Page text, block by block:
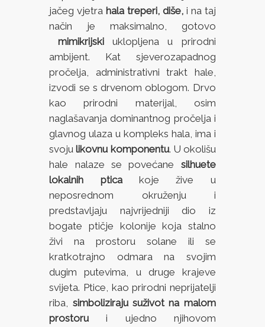
jačeg vjetra hala treperi, diše, i na taj
način je maksimalno, gotovo
mimikrijskiuklopljena u prirodni
ambijent. Kat sjeverozapadnog
pročelja, administrativni trakt hale,
izvodi se s drvenom oblogom. Drvo
kao prirodni materijal, osim
naglašavanja dominantnog pročelja i
glavnog ulaza u kompleks hala, ima i
svojulikovnu komponentu. U okolišu
hale nalaze se povećane silhuete
lokalnih pticakoje žive u
neposrednom okruženju i
predstavljaju najvrijedniji dio iz
bogate ptičje kolonije koja stalno
živi na prostoru solane ili se
kratkotrajno odmara na svojim
dugim putevima, u druge krajeve
svijeta. Ptice, kao prirodni neprijatelji
riba, simboliziraju suživot na malom
prostoru i ujedno njihovom